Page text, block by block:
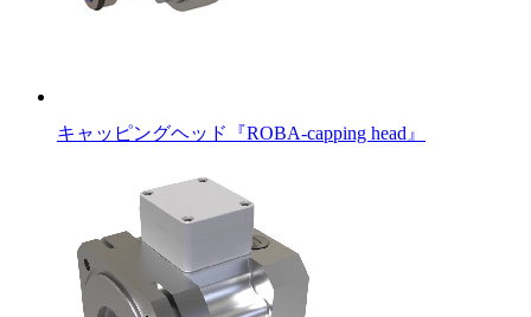
キャッピングヘッド『ROBA-capping head』